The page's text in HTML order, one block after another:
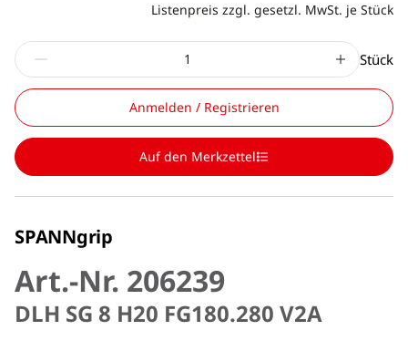
Listenpreis zzgl. gesetzl. MwSt. je Stück
Stück
Anmelden / Registrieren
Auf den Merkzettel
SPANNgrip
Art.-Nr. 206239
DLH SG 8 H20 FG180.280 V2A